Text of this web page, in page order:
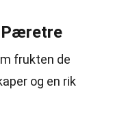
Pæretre
frukten de
og en rik